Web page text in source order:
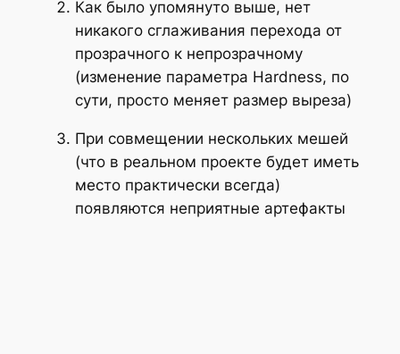
Как было упомянуто выше, нет
никакого сглаживания перехода от
прозрачного к непрозрачному
(изменение параметра Hardness, по
сути, просто меняет размер выреза)
При совмещении нескольких мешей
(что в реальном проекте будет иметь
место практически всегда)
появляются неприятные артефакты